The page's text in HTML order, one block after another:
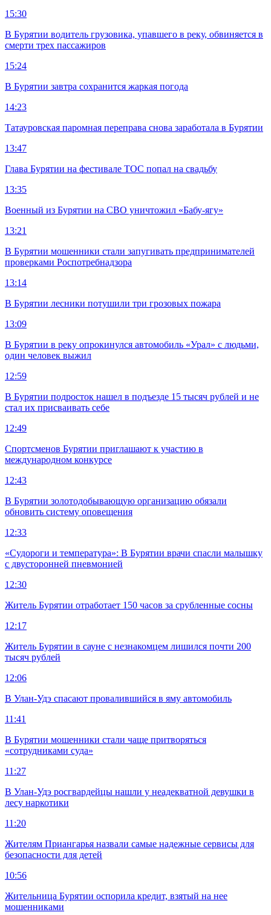
15:30
В Бурятии водитель грузовика, упавшего в реку, обвиняется в
смерти трех пассажиров
15:24
В Бурятии завтра сохранится жаркая погода
14:23
Татауровская паромная переправа снова заработала в Бурятии
13:47
Глава Бурятии на фестивале ТОС попал на свадьбу
13:35
Военный из Бурятии на СВО уничтожил «Бабу-ягу»
13:21
В Бурятии мошенники стали запугивать предпринимателей
проверками Роспотребнадзора
13:14
В Бурятии лесники потушили три грозовых пожара
13:09
В Бурятии в реку опрокинулся автомобиль «Урал» с людьми,
один человек выжил
12:59
В Бурятии подросток нашел в подъезде 15 тысяч рублей и не
стал их присваивать себе
12:49
Спортсменов Бурятии приглашают к участию в
международном конкурсе
12:43
В Бурятии золотодобывающую организацию обязали
обновить систему оповещения
12:33
«Судороги и температура»: В Бурятии врачи спасли малышку
с двусторонней пневмонией
12:30
Житель Бурятии отработает 150 часов за срубленные сосны
12:17
Житель Бурятии в сауне с незнакомцем лишился почти 200
тысяч рублей
12:06
В Улан-Удэ спасают провалившийся в яму автомобиль
11:41
В Бурятии мошенники стали чаще притворяться
«сотрудниками суда»
11:27
В Улан-Удэ росгвардейцы нашли у неадекватной девушки в
лесу наркотики
11:20
Жителям Приангарья назвали самые надежные сервисы для
безопасности для детей
10:56
Жительница Бурятии оспорила кредит, взятый на нее
мошенниками